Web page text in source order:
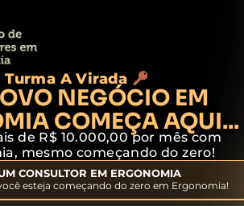
Turma A Virada
NEGÓCIO EM
COMEÇA AQUI...
de R$ 10.000,00 por mês com
mesmo começando do zero!
CONSULTOR EM ERGONOMIA
esteja começando do zero em Ergonomia!